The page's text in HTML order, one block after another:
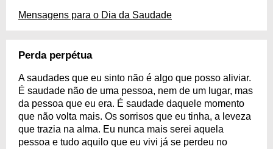
Mensagens para o Dia da Saudade
Perda perpétua
A saudades que eu sinto não é algo que posso aliviar.
É saudade não de uma pessoa, nem de um lugar, mas
da pessoa que eu era. É saudade daquele momento
que não volta mais. Os sorrisos que eu tinha, a leveza
que trazia na alma. Eu nunca mais serei aquela
pessoa e tudo aquilo que eu vivi já se perdeu no